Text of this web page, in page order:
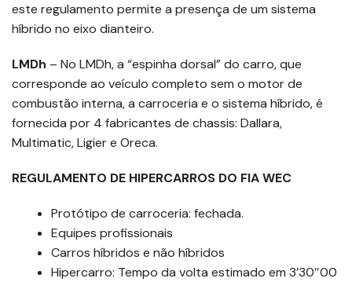
este regulamento permite a presença de um sistema
híbrido no eixo dianteiro.
LMDh – No LMDh, a “espinha dorsal” do carro, que
corresponde ao veículo completo sem o motor de
combustão interna, a carroceria e o sistema híbrido, é
fornecida por 4 fabricantes de chassis: Dallara,
Multimatic, Ligier e Oreca.
REGULAMENTO DE HIPERCARROS DO FIA WEC
Protótipo de carroceria: fechada.
Equipes profissionais
Carros híbridos e não híbridos
Hipercarro: Tempo da volta estimado em 3’30″00